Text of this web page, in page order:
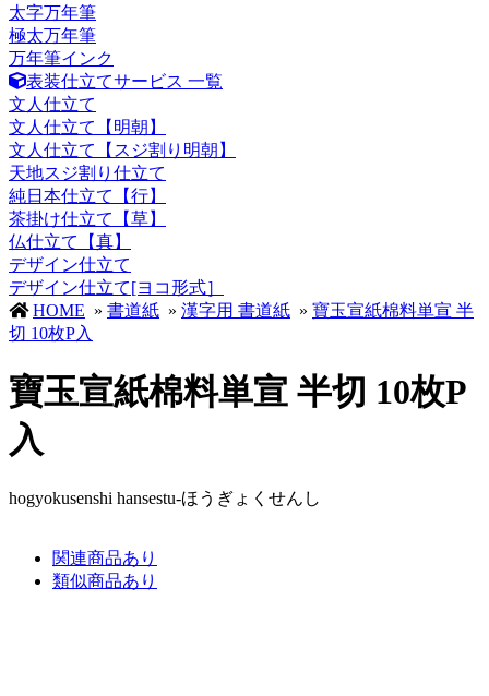
太字万年筆
極太万年筆
万年筆インク
表装仕立てサービス 一覧
文人仕立て
文人仕立て【明朝】
文人仕立て【スジ割り明朝】
天地スジ割り仕立て
純日本仕立て【行】
茶掛け仕立て【草】
仏仕立て【真】
デザイン仕立て
デザイン仕立て[ヨコ形式］
HOME » 書道紙 » 漢字用 書道紙 » 寶玉宣紙棉料単宣 半
切 10枚P入
寶玉宣紙棉料単宣 半切 10枚P
入
hogyokusenshi hansestu-ほうぎょくせんし
関連商品あり
類似商品あり